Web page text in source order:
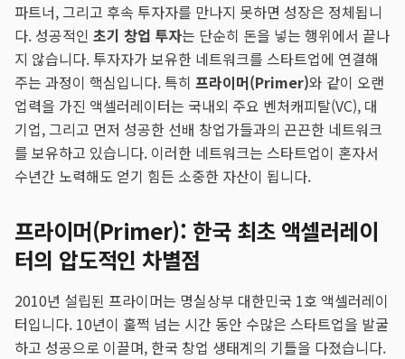
파트너, 그리고 후속 투자자를 만나지 못하면 성장은 정체됩니
다. 성공적인 초기 창업 투자는 단순히 돈을 넣는 행위에서 끝나
지 않습니다. 투자자가 보유한 네트워크를 스타트업에 연결해
주는 과정이 핵심입니다. 특히 프라이머(Primer)와 같이 오랜
업력을 가진 액셀러레이터는 국내외 주요 벤처캐피탈(VC), 대
기업, 그리고 먼저 성공한 선배 창업가들과의 끈끈한 네트워크
를 보유하고 있습니다. 이러한 네트워크는 스타트업이 혼자서
수년간 노력해도 얻기 힘든 소중한 자산이 됩니다.
프라이머(Primer): 한국 최초 액셀러레이
터의 압도적인 차별점
2010년 설립된 프라이머는 명실상부 대한민국 1호 액셀러레이
터입니다. 10년이 훌쩍 넘는 시간 동안 수많은 스타트업을 발굴
하고 성공으로 이끌며, 한국 창업 생태계의 기틀을 다졌습니다.